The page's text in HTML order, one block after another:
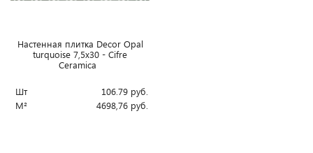
Настенная плитка Decor Opal
turquoise 7,5x30 - Cifre
Ceramica
Шт 106.79 руб.
М²
4698,76 руб.